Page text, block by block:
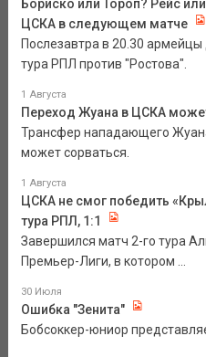
Бориско или Тороп? Рейс
ЦСКА в следующем матче
Послезавтра в 20.30
тура РПЛ против "Ростова".
1 Августа
Переход Жуана в ЦСКА
Трансфер нападающего
может сорваться.
1 Августа
ЦСКА не смог победить
тура РПЛ, 1:1
Завершился матч 2-го тура
Премьер-Лиги, в котором ...
30 Июля
Ошибка "Зенита"
Бобсоккер-юниор